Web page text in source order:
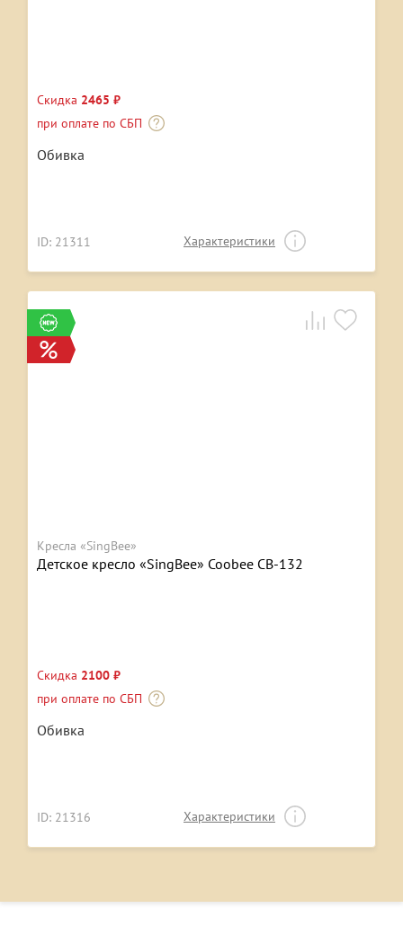
Скидка 2465 ₽
при оплате по СБП
Обивка
ID: 21311 Характеристики
Кресла «SingBee»
Детское кресло «SingBee» Coobee CB-132
Скидка 2100 ₽
при оплате по СБП
Обивка
ID: 21316 Характеристики